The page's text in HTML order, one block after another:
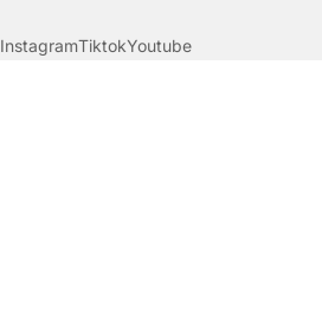
InstagramTiktokYoutube